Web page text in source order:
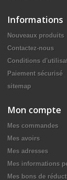
Informations
Nouveaux produits
Contactez-nous
Conditions
Paiement sécurisé
sitemap
Mon compte
Mes commandes
Mes avoirs
Mes adresses
Mes informations
Mes bons de